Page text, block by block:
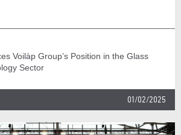
Voilàp Group’s Position in the Glass
Sector
01/02/2025